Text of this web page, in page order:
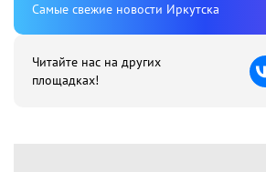
Cамые свежие новости Иркутска
Читайте нас на других
площадках!